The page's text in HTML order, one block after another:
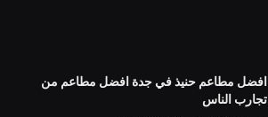
افضل مطاعم حنيذ في جدة افضل مطاعم من
تجارب الناس